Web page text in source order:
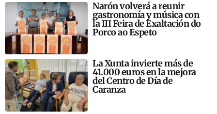
Narón volverá a reunir
gastronomía y música con
la III Feira de Exaltación do
Porco ao Espeto
La Xunta invierte más de
41.000 euros en la mejora
del Centro de Día de
Caranza